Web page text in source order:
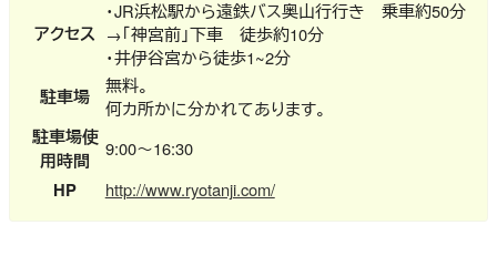
アクセス
・JR浜松駅から遠鉄バス奥山行行き 乗車約50分
→「神宮前」下車 徒歩約10分
・井伊谷宮から徒歩1~2分
駐車場
無料。
何カ所かに分かれてあります。
駐車場使
用時間
9:00～16:30
HP http://www.ryotanji.com/